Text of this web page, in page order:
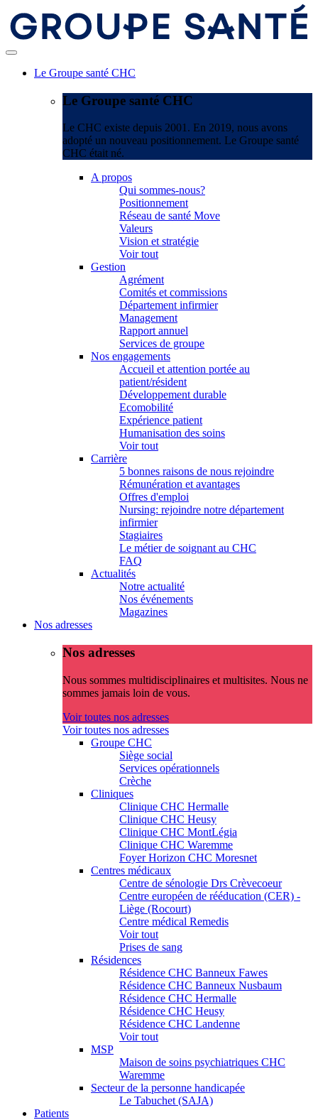
Le Groupe santé CHC
Le Groupe santé CHC
Le CHC existe depuis 2001. En 2019, nous avons
adopté un nouveau positionnement. Le Groupe santé
CHC était né.
A propos
Qui sommes-nous?
Positionnement
Réseau de santé Move
Valeurs
Vision et stratégie
Voir tout
Gestion
Agrément
Comités et commissions
Département infirmier
Management
Rapport annuel
Services de groupe
Nos engagements
Accueil et attention portée au
patient/résident
Développement durable
Ecomobilité
Expérience patient
Humanisation des soins
Voir tout
Carrière
5 bonnes raisons de nous rejoindre
Rémunération et avantages
Offres d'emploi
Nursing: rejoindre notre département
infirmier
Stagiaires
Le métier de soignant au CHC
FAQ
Actualités
Notre actualité
Nos événements
Magazines
Nos adresses
Nos adresses
Nous sommes multidisciplinaires et multisites. Nous ne
sommes jamais loin de vous.
Voir toutes nos adresses
Voir toutes nos adresses
Groupe CHC
Siège social
Services opérationnels
Crèche
Cliniques
Clinique CHC Hermalle
Clinique CHC Heusy
Clinique CHC MontLégia
Clinique CHC Waremme
Foyer Horizon CHC Moresnet
Centres médicaux
Centre de sénologie Drs Crèvecoeur
Centre européen de rééducation (CER) -
Liège (Rocourt)
Centre médical Remedis
Voir tout
Prises de sang
Résidences
Résidence CHC Banneux Fawes
Résidence CHC Banneux Nusbaum
Résidence CHC Hermalle
Résidence CHC Heusy
Résidence CHC Landenne
Voir tout
MSP
Maison de soins psychiatriques CHC
Waremme
Secteur de la personne handicapée
Le Tabuchet (SAJA)
Patients